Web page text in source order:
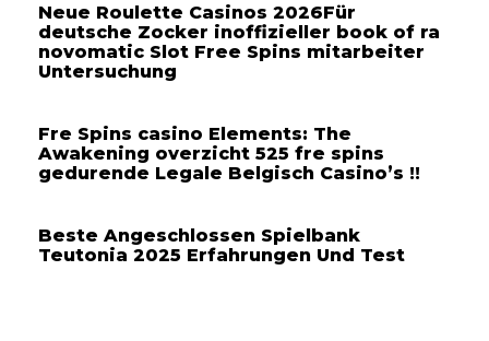
Neue Roulette Casinos 2026Für
deutsche Zocker inoffizieller book of ra
novomatic Slot Free Spins mitarbeiter
Untersuchung
Fre Spins casino Elements: The
Awakening overzicht 525 fre spins
gedurende Legale Belgisch Casino’s !!
Beste Angeschlossen Spielbank
Teutonia 2025 Erfahrungen Und Test